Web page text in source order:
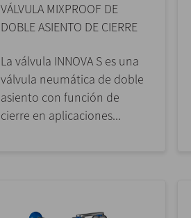
VÁLVULA MIXPROOF DE
DOBLE ASIENTO DE CIERRE
La válvula INNOVA S es una
válvula neumática de doble
asiento con función de
cierre en aplicaciones...